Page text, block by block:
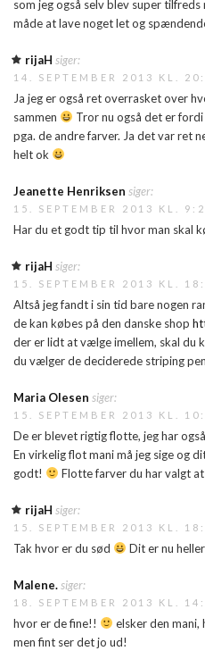
som jeg også selv blev super
måde at lave noget let og
rijaH siger:
14. SEPTEMBER 2013 KL.
Ja jeg er også ret overrasket over
sammen
Tror nu også det er
pga. de andre farver. Ja det var ret
helt ok
Jeanette Henriksen siger:
15. SEPTEMBER 2013 KL.
Har du et godt tip til hvor man skal
rijaH siger:
15. SEPTEMBER 2013 KL.
Altså jeg fandt i sin tid bare nogen
de kan købes på den danske shop
der er lidt at vælge imellem, skal du
du vælger de deciderede striping
Maria Olesen siger:
15. SEPTEMBER 2013 KL.
De er blevet rigtig flotte, jeg har
En virkelig flot mani må jeg sige og
godt!
Flotte farver du har valgt
rijaH siger:
15. SEPTEMBER 2013 KL.
Tak hvor er du sød Dit er nu
Malene.siger:
18. SEPTEMBER 2013 KL.
hvor er de fine!!
elsker den mani,
men fint ser det jo ud!